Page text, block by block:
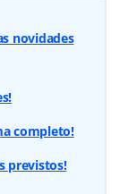
novidades
completo!
previstos!